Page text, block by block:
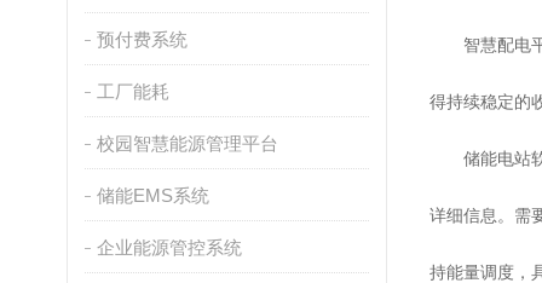
预付费系统
工厂能耗
校园智慧能源管理平台
储能EMS系统
企业能源管控系统
智慧配电
得持续稳定的
储能电站
详细信息。 需
持能量调度，